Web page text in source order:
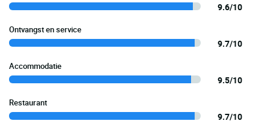
9.6/10
Ontvangst en service
9.7/10
Accommodatie
9.5/10
Restaurant
9.7/10